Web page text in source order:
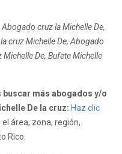
cruz la Michelle De,
cruz Michelle De, Abogado
De, Bufete Michelle
buscar más abogados y/o
De la cruz: Haz clic
área, zona, región,
Rico.